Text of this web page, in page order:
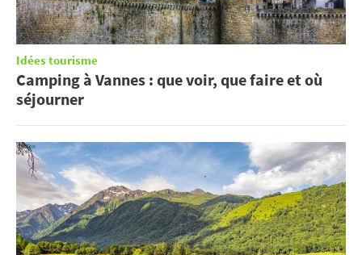
Idées tourisme
Camping à Vannes : que voir, que faire et où
séjourner